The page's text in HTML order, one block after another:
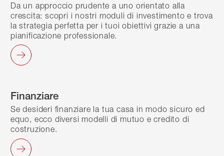
Da un approccio prudente a uno orientato alla
crescita: scopri i nostri moduli di investimento e trova
la strategia perfetta per i tuoi obiettivi grazie a una
pianificazione professionale.
Finanziare
Se desideri finanziare la tua casa in modo sicuro ed
equo, ecco diversi modelli di mutuo e credito di
costruzione.